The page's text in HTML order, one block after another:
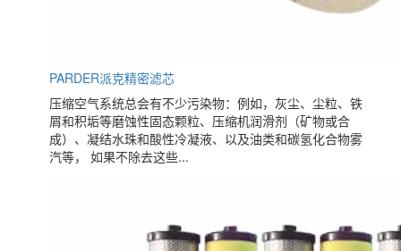
PARDER派克精密滤芯
压缩空气系统总会有不少污染物：例如，灰尘、尘粒、铁
屑和积垢等磨蚀性固态颗粒、压缩机润滑剂（矿物或合
成）、凝结水珠和酸性冷凝液、以及油类和碳氢化合物雾
汽等， 如果不除去这些...